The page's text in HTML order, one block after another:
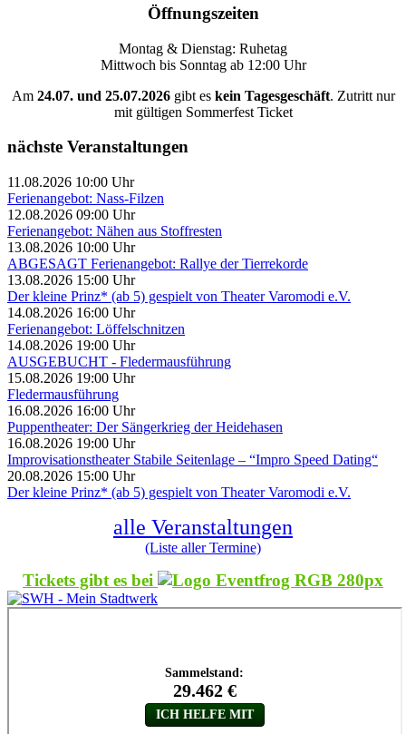
Öffnungszeiten
Montag & Dienstag: Ruhetag
Mittwoch bis Sonntag ab 12:00 Uhr
Am 24.07. und 25.07.2026gibt eskein Tagesgeschäft. Zutritt nur
mit gültigen Sommerfest Ticket
nächste Veranstaltungen
11.08.2026 10:00 Uhr
Ferienangebot: Nass-Filzen
12.08.2026 09:00 Uhr
Ferienangebot: Nähen aus Stoffresten
13.08.2026 10:00 Uhr
ABGESAGT Ferienangebot: Rallye der Tierrekorde
13.08.2026 15:00 Uhr
Der kleine Prinz* (ab 5) gespielt von Theater Varomodi e.V.
14.08.2026 16:00 Uhr
Ferienangebot: Löffelschnitzen
14.08.2026 19:00 Uhr
AUSGEBUCHT - Fledermausführung
15.08.2026 19:00 Uhr
Fledermausführung
16.08.2026 16:00 Uhr
Puppentheater: Der Sängerkrieg der Heidehasen
16.08.2026 19:00 Uhr
Improvisationstheater Stabile Seitenlage – “Impro Speed Dating“
20.08.2026 15:00 Uhr
Der kleine Prinz* (ab 5) gespielt von Theater Varomodi e.V.
alle Veranstaltungen
(Liste aller Termine)
Tickets gibt es bei